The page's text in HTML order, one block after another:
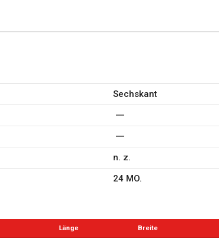
Sechskant
n. z.
24 MO.
Länge Breite